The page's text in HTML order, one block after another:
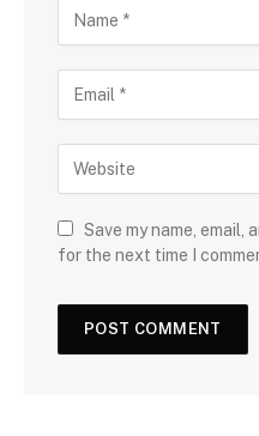
Save my name, email,
for the next time I